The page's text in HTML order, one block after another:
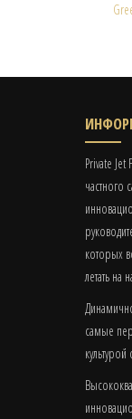
Private
которых
летать на
самые